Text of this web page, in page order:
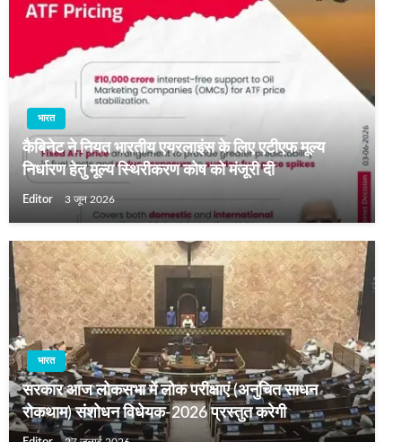
भारत
कैबिनेट ने नियत भारतीय एयरलाइंस के लिए एटीएफ मूल्य
निर्धारण हेतु मूल्य स्थिरीकरण कोष को मंजूरी दी
Editor 3 जून 2026
भारत
सरकार आज लोकसभा में लोक परीक्षाएं (अनुचित साधन
रोकथाम) संशोधन विधेयक-2026 प्रस्‍तुत करेगी